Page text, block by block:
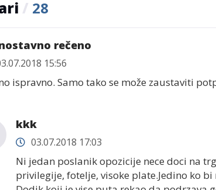
/ 28
rečeno
15:56
ispravno. Samo tako se može zaustaviti
kkk
03.07.2018 17:03
Ni jedan poslanik opozicije nece doci na
privilegije, fotelje, visoke plate.Jedino ko